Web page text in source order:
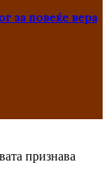
за повеќе вера
признава